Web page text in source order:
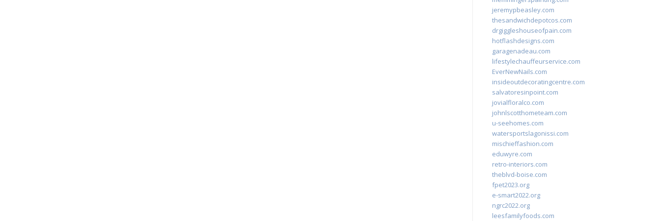
jeremypbeasley.com
thesandwichdepotcos.com
drgiggleshouseofpain.com
hotflashdesigns.com
garagenadeau.com
lifestylechauffeurservice.com
EverNewNails.com
insideoutdecoratingcentre.com
salvatoresinpoint.com
jovialfloralco.com
johnlscotthometeam.com
u-seehomes.com
watersportslagonissi.com
mischieffashion.com
eduwyre.com
retro-interiors.com
theblvd-boise.com
fpet2023.org
e-smart2022.org
ngrc2022.org
leesfamilyfoods.com